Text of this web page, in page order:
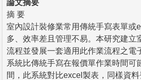
論文摘要
摘 要
室內設計裝修業常用傳統手寫表單或
多、效率差且管理不易。本研究建立
流程並發展一套適用此作業流程之電
系統比傳統手寫在報價單作業時間可
間，此系統對比excel製表，同樣資